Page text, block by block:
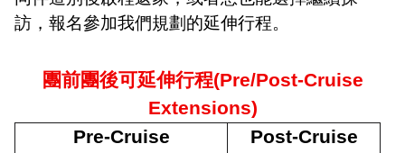
訪，報名參加我們規劃的延伸行程。
團前團後可延伸行程(Pre/Post-Cruise
Extensions)
Pre-Cruise
Post-Cruise